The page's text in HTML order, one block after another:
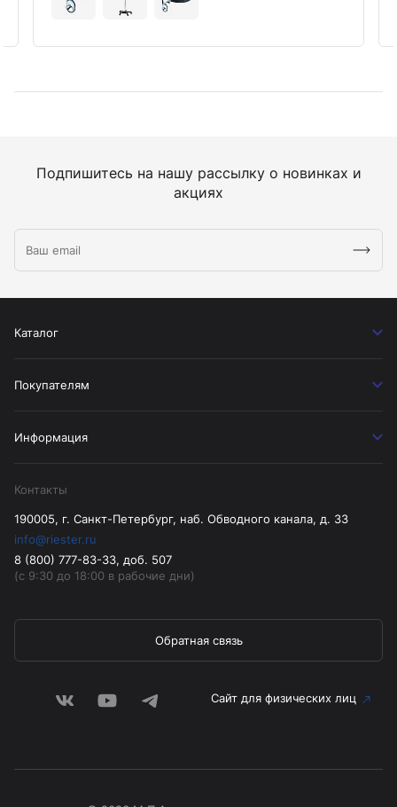
Подпишитесь на нашу рассылку о новинках и
акциях
Каталог
Покупателям
Информация
Контакты
190005, г. Санкт-Петербург, наб. Обводного канала, д. 33
info@riester.ru
8 (800) 777-83-33, доб. 507
(с 9:30 до 18:00 в рабочие дни)
Обратная связь
Сайт для физических лиц